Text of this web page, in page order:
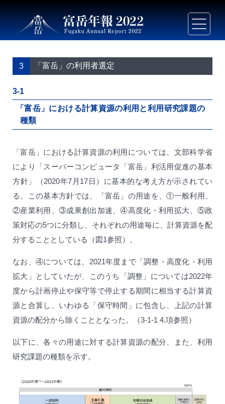
3 「富岳」の利用者選定
3-1
「富岳」における計算資源の利用と利用研究課題の
種類
「富岳」における計算資源の利用については、文部科学省
により「スーパーコンピュータ「富岳」利活用促進の基本
方針」（2020年7月17日）に基本的な考え方が示されてい
る。この基本方針では、「富岳」の用途を、①一般利用、
②産業利用、③成果創出加速、④高度化・利用拡大、⑤政
策対応の5つに分類し、それぞれの用途毎に、計算資源を配
分することとしている（図1参照）。
なお、④については、2021年度まで「調整・高度化・利用
拡大」としていたが、このうち「調整」については2022年
度から計画停止や保守等で停止する期間に相当する計算資
源と合算し、いわゆる「保守時間」に包含し、上記の計算
資源の配分から除くこととなった。（3-1-1 4.項参照）
以下に、各々の用途に対する計算資源の配分、また、利用
研究課題の種類を示す。